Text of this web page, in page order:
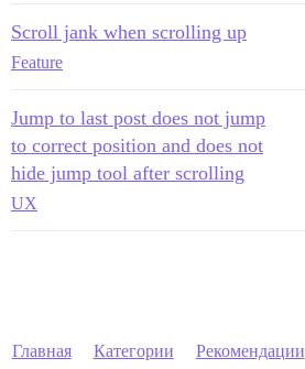
Scroll jank when scrolling up
Feature
Jump to last post does not jump
to correct position and does not
hide jump tool after scrolling
UX
Главная Категории Рекомендации